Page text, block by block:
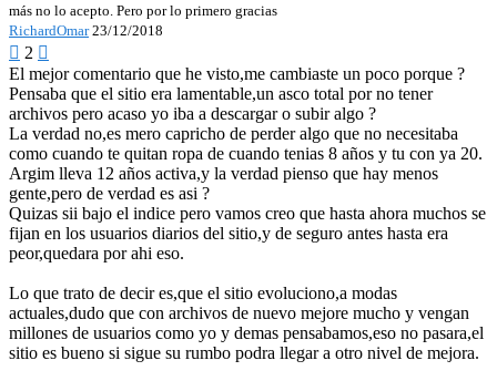
más no lo acepto. Pero por lo primero gracias
RichardOmar 23/12/2018
 2 
El mejor comentario que he visto,me cambiaste un poco porque ?
Pensaba que el sitio era lamentable,un asco total por no tener
archivos pero acaso yo iba a descargar o subir algo ?
La verdad no,es mero capricho de perder algo que no necesitaba
como cuando te quitan ropa de cuando tenias 8 años y tu con ya 20.
Argim lleva 12 años activa,y la verdad pienso que hay menos
gente,pero de verdad es asi ?
Quizas sii bajo el indice pero vamos creo que hasta ahora muchos se
fijan en los usuarios diarios del sitio,y de seguro antes hasta era
peor,quedara por ahi eso.
Lo que trato de decir es,que el sitio evoluciono,a modas
actuales,dudo que con archivos de nuevo mejore mucho y vengan
millones de usuarios como yo y demas pensabamos,eso no pasara,el
sitio es bueno si sigue su rumbo podra llegar a otro nivel de mejora.